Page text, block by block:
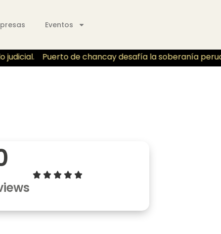
Eventos
Puerto de chancay desafía la soberanía